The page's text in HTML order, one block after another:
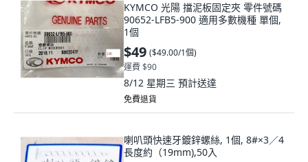
KYMCO 光陽 擋泥板固定夾 零件號碼
90652-LFB5-900 適用多數機種 單個,
1個
$49 ($49.00/1個)
運費 $90
8/12 星期三 預計送達
免費退貨
喇叭頭快速牙鍍鋅螺絲, 1個, 8#×3／4
長度約（19mm),50入